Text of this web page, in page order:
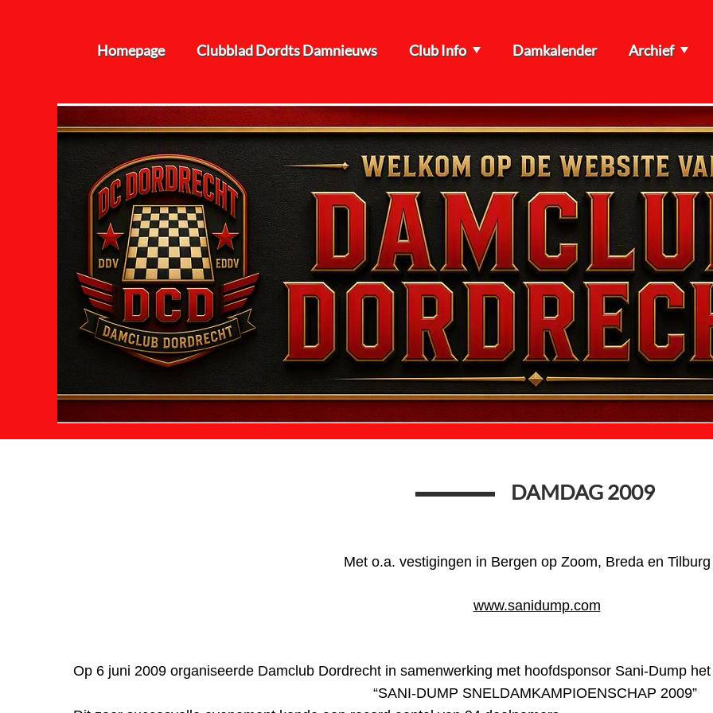
DAMDAG 2009
Met o.a. vestigingen in Bergen op Zoom, Breda en
www.sanidump.com
Op 6 juni 2009 organiseerde Damclub Dordrecht in samenwerking met hoofdsponsor Sani-Dump het
“SANI-DUMP SNELDAMKAMPIOENSCHAP 2009”
Homepage Clubblad Dordts Damnieuws Club Info Damkalender Archief